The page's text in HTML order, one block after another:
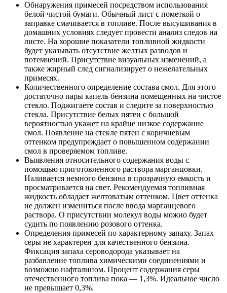
Обнаружения примесей посредством использования
белой чистой бумаги. Обычный лист с пометкой о
заправке смачивается в топливе. После высушивания в
домашних условиях следует провести анализ следов на
листе. На хорошие показатели топливной жидкости
будет указывать отсутствие желтых разводов и
потемнений. Присутствие визуальных изменений, а
также жирный след сигнализирует о нежелательных
примесях.
Количественного определение состава смол. Для этого
достаточно пары капель бензина помещенных на чистое
стекло. Поджигаете состав и следите за поверхностью
стекла. Присутствие белых пятен с большой
вероятностью укажет на крайне низкое содержание
смол. Появление на стекле пятен с коричневым
оттенком предупреждает о повышенном содержании
смол в проверяемом топливе.
Выявления относительного содержания воды с
помощью приготовленного раствора марганцовки.
Наливается немного бензина в прозрачную емкость и
просматривается на свет. Рекомендуемая топливная
жидкость обладает желтоватым оттенком. Цвет оттенка
не должен измениться после ввода марганцевого
раствора. О присутствии молекул воды можно будет
судить по появлению розового оттенка.
Определения примесей по характерному запаху. Запах
серы не характерен для качественного бензина.
Фиксация запаха сероводорода указывает на
разбавление топлива химическими соединениями и
возможно нафталином. Процент содержания серы
отечественного топлива пока — 1,3%. Идеальное число
не превышает 0,3%.